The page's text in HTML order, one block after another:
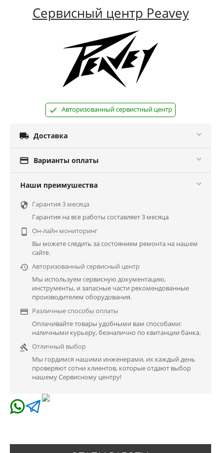
Сервисный центр Peavey
Авторизованный сервистный центр
 Доставка
 Варианты оплаты
Наши преимушества
 Гарантия 3 месяца
Гарантия на все работы составляет 3 месяца

Он-лайн мониторинг
Вы можете следить за состоянием ремонта на нашем
сайте.
 Авторизованный сервисный центр
Мы используем сервисную документацию,
инструменты, и запасные части рекомендованные
производителем оборудования.
 Различные способы оплаты
Оплачивайте товары удобными вам способами:
наличными курьеру, безналично по квитанции банка.
 Отличный выбор
Мы гордимся нашими инженерами, их каждый день
проверяют сотни клиентов, которые отдают выбор
нашему Сервисному центру!